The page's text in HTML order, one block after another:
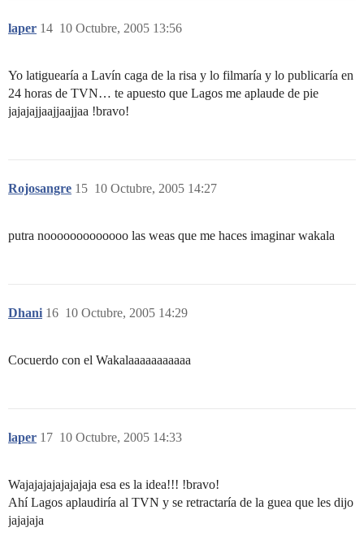
laper 10 Octubre, 2005 13:56
14
Yo latiguearía a Lavín caga de la risa y lo filmaría y lo publicaría en
24 horas de TVN… te apuesto que Lagos me aplaude de pie
jajajajjaajjaajjaa !bravo!
Rojosangre 10 Octubre, 2005 14:27
15
putra nooooooooooooo las weas que me haces imaginar wakala
Dhani 10 Octubre, 2005 14:29
16
Cocuerdo con el Wakalaaaaaaaaaaa
laper 10 Octubre, 2005 14:33
17
Wajajajajajajajaja esa es la idea!!! !bravo!
Ahí Lagos aplaudiría al TVN y se retractaría de la guea que les dijo
jajajaja